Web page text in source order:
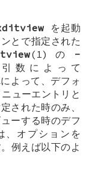
を起動
とで指定された
(1) の -
数によって
よって、デフォ
ューエントリと
された時のみ、
ーする時のデフ
オプションを
例えば以下のよ